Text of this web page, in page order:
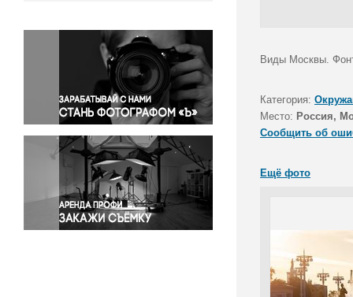
Окружающая среда
Политика
Правосудие
Происшествия и конфликты
Религия
Светская жизнь
Спорт
Экология
Экономика и бизнес
Виды Москвы.
Категория:
Место: Россия,
Сообщить об
Ещё фото